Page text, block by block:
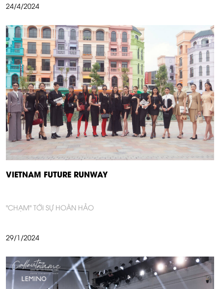
24/4/2024
VIETNAM FUTURE RUNWAY
"CHẠM" TỚI SỰ HOÀN HẢO
29/1/2024